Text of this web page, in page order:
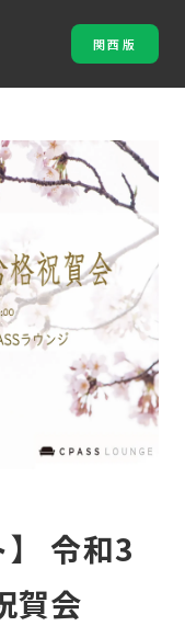
関西版
】 令和3
賀会